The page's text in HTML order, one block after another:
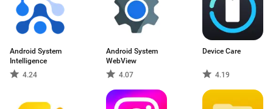
Android System
Intelligence
4.24
Android System
WebView
4.07
Device Care
4.19